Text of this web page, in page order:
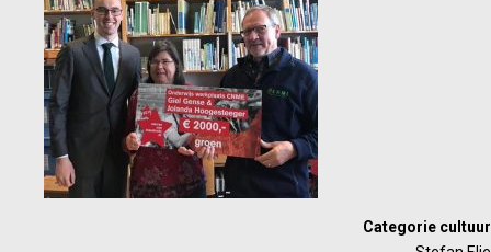
Categorie cultuur